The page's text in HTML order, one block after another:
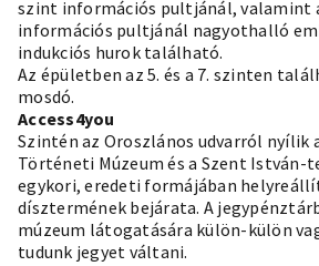
szint információs pultjánál, valamint
információs pultjánál nagyothalló
indukciós hurok található.
Az épületben az 5. és a 7. szinten
mosdó.
Access4you
Szintén az Oroszlános udvarról nyílik
Történeti Múzeum és a Szent István-
egykori, eredeti formájában
dísztermének bejárata. A
múzeum látogatására külön-külön
tudunk jegyet váltani.